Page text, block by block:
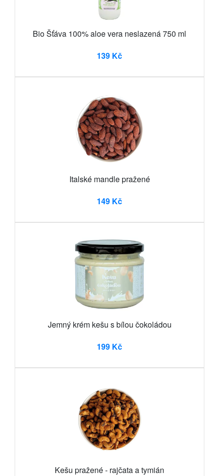
Bio Šťáva 100% aloe vera neslazená 750 ml
139 Kč
Italské mandle pražené
149 Kč
Jemný krém kešu s bílou čokoládou
199 Kč
Kešu pražené - rajčata a tymián